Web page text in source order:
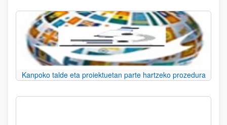
Kanpoko talde eta proiektuetan parte hartzeko prozedura